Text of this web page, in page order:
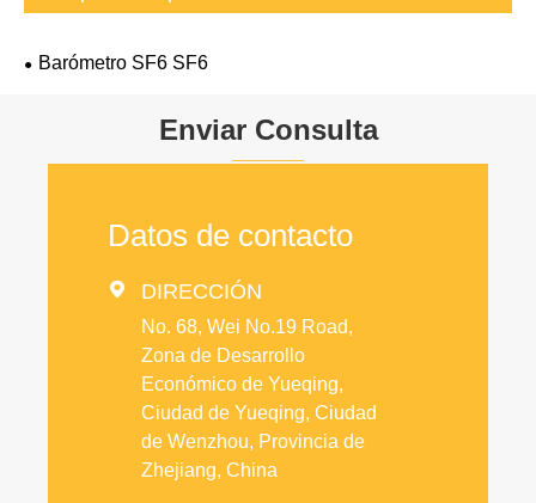
Barómetro SF6 SF6
Enviar Consulta
Datos de contacto
 DIRECCIÓN
No. 68, Wei No.19 Road,
Zona de Desarrollo
Económico de Yueqing,
Ciudad de Yueqing, Ciudad
de Wenzhou, Provincia de
Zhejiang, China